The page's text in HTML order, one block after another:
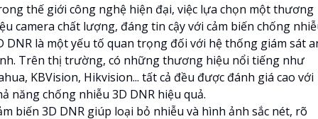
thế giới công nghệ hiện đại, việc lựa chọn một thương
camera chất lượng, đáng tin cậy với cảm biến chống
DNR là một yếu tố quan trọng đối với hệ thống giám sát
Trên thị trường, có những thương hiệu nổi tiếng như
KBVision, Hikvision... tất cả đều được đánh giá cao với
năng chống nhiễu 3D DNR hiệu quả.
biến 3D DNR giúp loại bỏ nhiễu và hình ảnh sắc nét, rõ